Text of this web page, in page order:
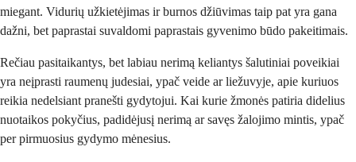
miegant. Vidurių užkietėjimas ir burnos džiūvimas taip pat yra gana
dažni, bet paprastai suvaldomi paprastais gyvenimo būdo pakeitimais.
Rečiau pasitaikantys, bet labiau nerimą keliantys šalutiniai poveikiai
yra neįprasti raumenų judesiai, ypač veide ar liežuvyje, apie kuriuos
reikia nedelsiant pranešti gydytojui. Kai kurie žmonės patiria didelius
nuotaikos pokyčius, padidėjusį nerimą ar savęs žalojimo mintis, ypač
per pirmuosius gydymo mėnesius.